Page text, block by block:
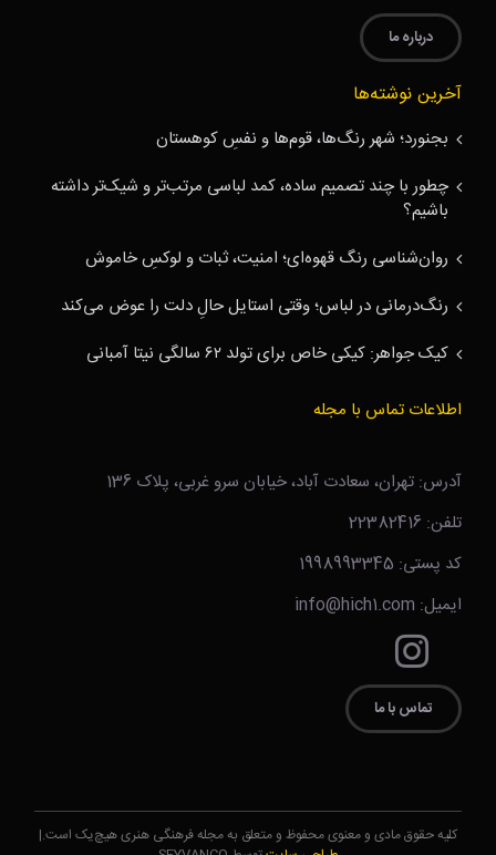
درباره ما
آخرین نوشته‌ها
بجنورد؛ شهر رنگ‌ها، قوم‌ها و نفسِ کوهستان
چطور با چند تصمیم ساده، کمد لباسی مرتب‌تر و شیک‌تر داشته
باشیم؟
روان‌شناسی رنگ قهوه‌ای؛ امنیت، ثبات و لوکسِ خاموش
رنگ‌درمانی در لباس؛ وقتی استایل حالِ دلت را عوض می‌کند
کیک جواهر: کیکی خاص برای تولد ۶۲ سالگی نیتا آمبانی
اطلاعات تماس با مجله
آدرس: تهران، سعادت آباد، خیابان سرو غربی، پلاک 136
تلفن: 22382416
کد پستی: 1998993345
ایمیل: info@hich1.com
تماس با ما
کلیه حقوق مادی و معنوی محفوظ و متعلق به مجله فرهنگی هنری هیچ‌یک است.|